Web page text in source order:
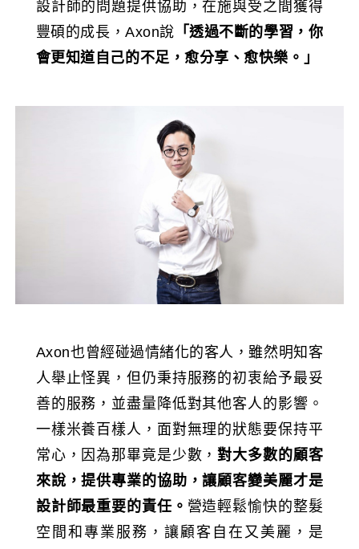
設計師的問題提供協助，在施與受之間獲得
豐碩的成長，Axon說 「透過不斷的學習，你
會更知道自己的不足，愈分享、愈快樂。」
Axon也曾經碰過情緒化的客人，雖然明知客
人舉止怪異，但仍秉持服務的初衷給予最妥
善的服務，並盡量降低對其他客人的影響。
一樣米養百樣人，面對無理的狀態要保持平
常心，因為那畢竟是少數，對大多數的顧客
來說，提供專業的協助，讓顧客變美麗才是
設計師最重要的責任。 營造輕鬆愉快的整髮
空間和專業服務，讓顧客自在又美麗，是